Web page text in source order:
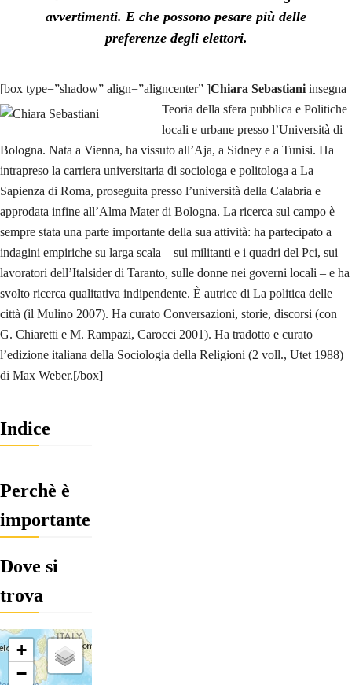
avvertimenti. E che possono pesare più delle
preferenze degli elettori.
[box type=”shadow” align=”aligncenter” ]Chiara Sebastiani insegna
Teoria della sfera pubblica e Politiche
locali e urbane presso l’Università di
Bologna. Nata a Vienna, ha vissuto all’Aja, a Sidney e a Tunisi. Ha
intrapreso la carriera universitaria di sociologa e politologa a La
Sapienza di Roma, proseguita presso l’università della Calabria e
approdata infine all’Alma Mater di Bologna. La ricerca sul campo è
sempre stata una parte importante della sua attività: ha partecipato a
indagini empiriche su larga scala – sui militanti e i quadri del Pci, sui
lavoratori dell’Italsider di Taranto, sulle donne nei governi locali – e ha
svolto ricerca qualitativa indipendente. È autrice di La politica delle
città (il Mulino 2007). Ha curato Conversazioni, storie, discorsi (con
G. Chiaretti e M. Rampazi, Carocci 2001). Ha tradotto e curato
l’edizione italiana della Sociologia della Religioni (2 voll., Utet 1988)
di Max Weber.[/box]
Indice
Perchè è
importante
Dove si
trova